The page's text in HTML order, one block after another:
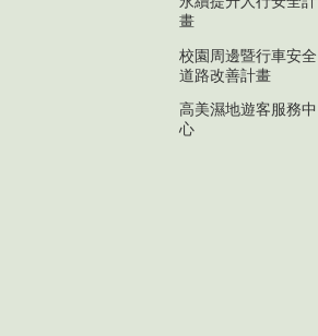
畫
校園周邊暨行車安全
道路改善計畫
高美濕地遊客服務中
心